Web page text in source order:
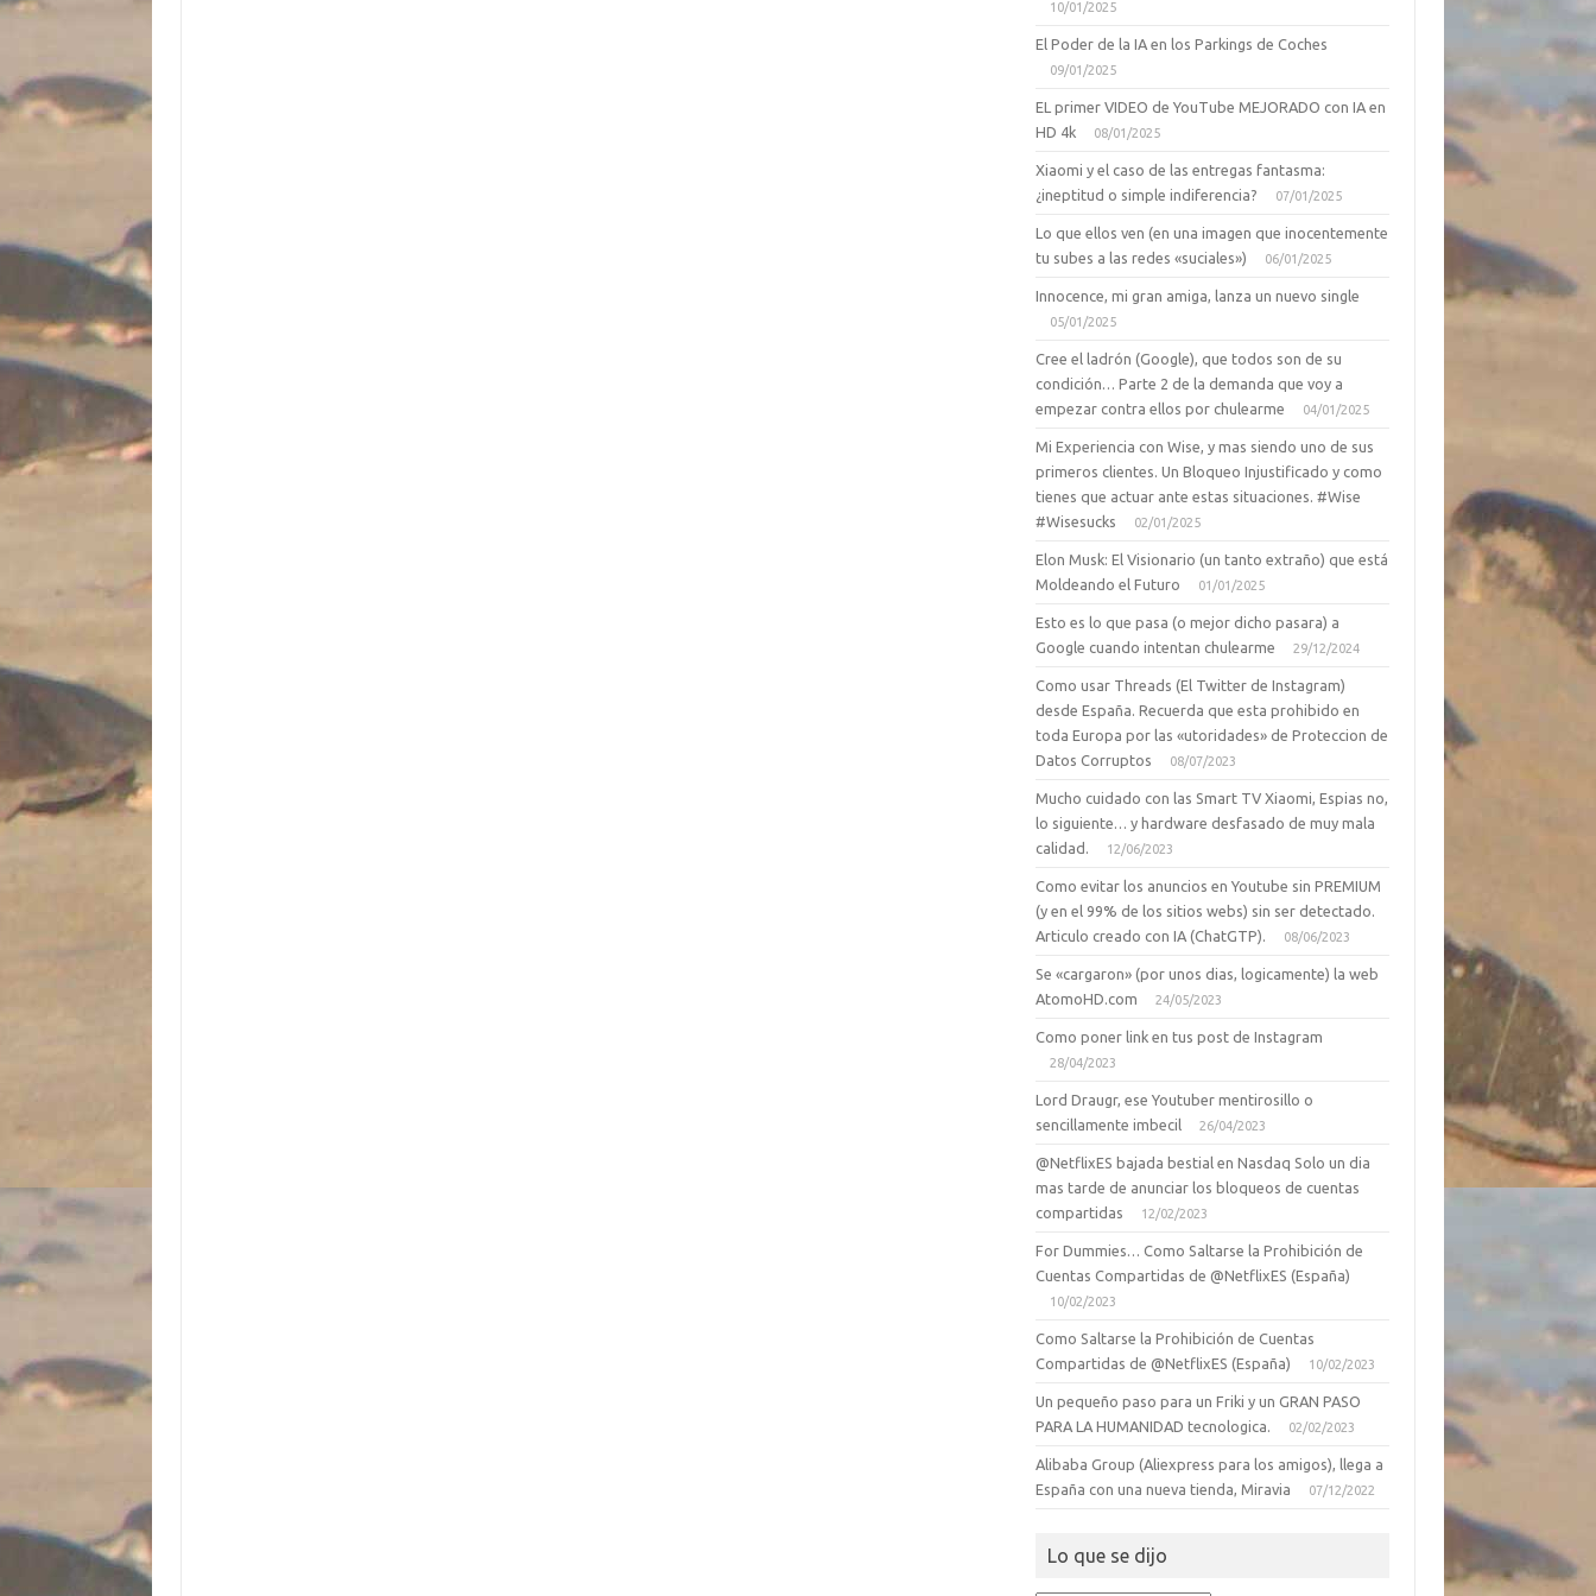
10/01/2025
El Poder de la IA en los Parkings de Coches
09/01/2025
EL primer VIDEO de YouTube MEJORADO con IA en
HD 4k
08/01/2025
Xiaomi y el caso de las entregas fantasma:
¿ineptitud o simple indiferencia?
07/01/2025
Lo que ellos ven (en una imagen que inocentemente
tu subes a las redes «suciales»)
06/01/2025
Innocence, mi gran amiga, lanza un nuevo single
05/01/2025
Cree el ladrón (Google), que todos son de su
condición… Parte 2 de la demanda que voy a
empezar contra ellos por chulearme
04/01/2025
Mi Experiencia con Wise, y mas siendo uno de sus
primeros clientes. Un Bloqueo Injustificado y como
tienes que actuar ante estas situaciones. #Wise
#Wisesucks
02/01/2025
Elon Musk: El Visionario (un tanto extraño) que está
Moldeando el Futuro
01/01/2025
Esto es lo que pasa (o mejor dicho pasara) a
Google cuando intentan chulearme
29/12/2024
Como usar Threads (El Twitter de Instagram)
desde España. Recuerda que esta prohibido en
toda Europa por las «utoridades» de Proteccion de
Datos Corruptos
08/07/2023
Mucho cuidado con las Smart TV Xiaomi, Espias no,
lo siguiente… y hardware desfasado de muy mala
calidad.
12/06/2023
Como evitar los anuncios en Youtube sin PREMIUM
(y en el 99% de los sitios webs) sin ser detectado.
Articulo creado con IA (ChatGTP).
08/06/2023
Se «cargaron» (por unos dias, logicamente) la web
AtomoHD.com
24/05/2023
Como poner link en tus post de Instagram
28/04/2023
Lord Draugr, ese Youtuber mentirosillo o
sencillamente imbecil
26/04/2023
@NetflixES bajada bestial en Nasdaq Solo un dia
mas tarde de anunciar los bloqueos de cuentas
compartidas
12/02/2023
For Dummies… Como Saltarse la Prohibición de
Cuentas Compartidas de @NetflixES (España)
10/02/2023
Como Saltarse la Prohibición de Cuentas
Compartidas de @NetflixES (España)
10/02/2023
Un pequeño paso para un Friki y un GRAN PASO
PARA LA HUMANIDAD tecnologica.
02/02/2023
Alibaba Group (Aliexpress para los amigos), llega a
España con una nueva tienda, Miravia
07/12/2022
Lo que se dijo